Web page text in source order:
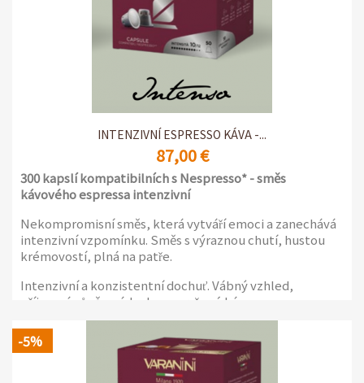
6 balení po 50 samochráněných kapslích
INTENZIVNÍ ESPRESSO KÁVA -...
87,00 €
300 kapslí kompatibilních s Nespresso* - směs
kávového espressa intenzivní
Nekompromisní směs, která vytváří emoci a zanechává
intenzivní vzpomínku. Směs s výraznou chutí, hustou
krémovostí, plná na patře.
Intenzivní a konzistentní dochuť. Vábný vzhled,
příjemná vůně s nádechem pražené kávy.
6 balení po 50 samochranných kapslích
-5%